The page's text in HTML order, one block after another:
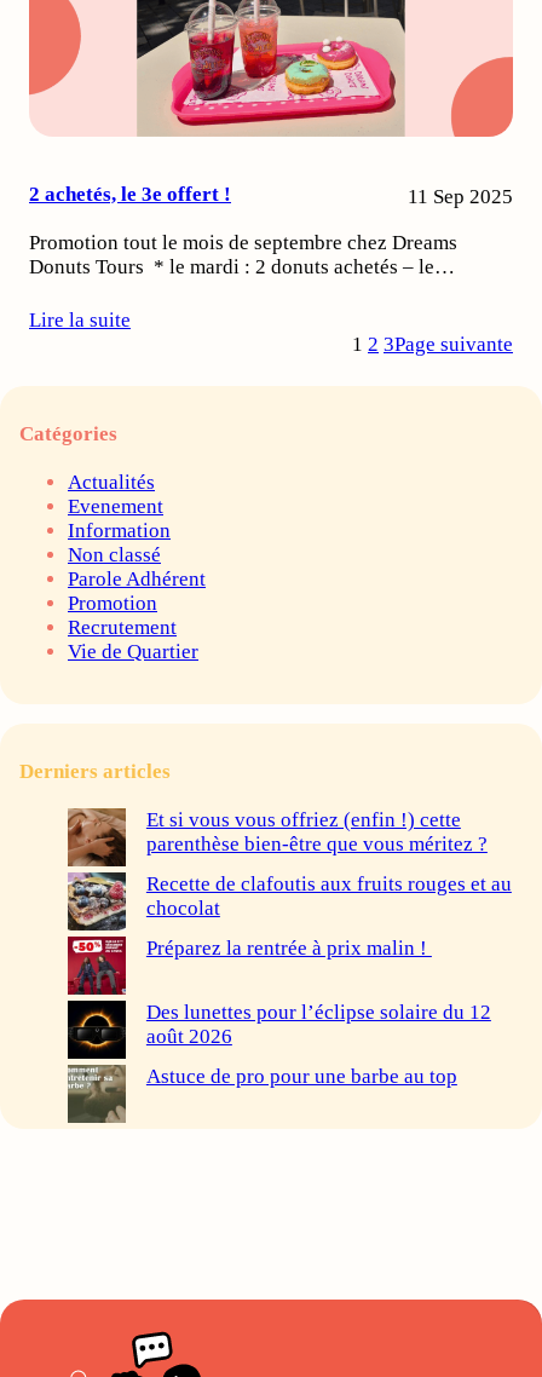
2 achetés, le 3e offert ! 11 Sep 2025
Promotion tout le mois de septembre chez Dreams
Donuts Tours * le mardi : 2 donuts achetés – le…
Lire la suite
1 2 3Page suivante
Catégories
Actualités
Evenement
Information
Non classé
Parole Adhérent
Promotion
Recrutement
Vie de Quartier
Derniers articles
Et si vous vous offriez (enfin !) cette
parenthèse bien-être que vous méritez ?
Recette de clafoutis aux fruits rouges et au
chocolat
Préparez la rentrée à prix malin !
Des lunettes pour l’éclipse solaire du 12
août 2026
Astuce de pro pour une barbe au top